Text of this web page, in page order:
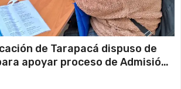
de Tarapacá dispuso de
apoyar proceso de Admisión